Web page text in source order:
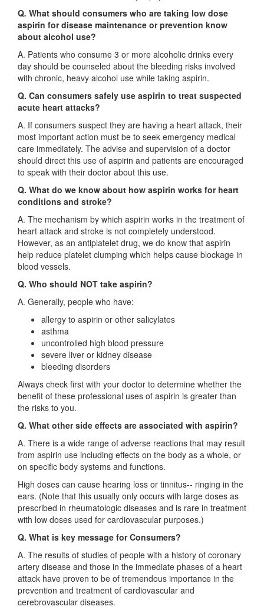
Q. What should consumers who are taking low dose
aspirin for disease maintenance or prevention know
about alcohol use?
A. Patients who consume 3 or more alcoholic drinks every
day should be counseled about the bleeding risks involved
with chronic, heavy alcohol use while taking aspirin.
Q. Can consumers safely use aspirin to treat suspected
acute heart attacks?
A. If consumers suspect they are having a heart attack, their
most important action must be to seek emergency medical
care immediately. The advise and supervision of a doctor
should direct this use of aspirin and patients are encouraged
to speak with their doctor about this use.
Q. What do we know about how aspirin works for heart
conditions and stroke?
A. The mechanism by which aspirin works in the treatment of
heart attack and stroke is not completely understood.
However, as an antiplatelet drug, we do know that aspirin
help reduce platelet clumping which helps cause blockage in
blood vessels.
Q. Who should NOT take aspirin?
A. Generally, people who have:
allergy to aspirin or other salicylates
asthma
uncontrolled high blood pressure
severe liver or kidney disease
bleeding disorders
Always check first with your doctor to determine whether the
benefit of these professional uses of aspirin is greater than
the risks to you.
Q. What other side effects are associated with aspirin?
A. There is a wide range of adverse reactions that may result
from aspirin use including effects on the body as a whole, or
on specific body systems and functions.
High doses can cause hearing loss or tinnitus-- ringing in the
ears. (Note that this usually only occurs with large doses as
prescribed in rheumatologic diseases and is rare in treatment
with low doses used for cardiovascular purposes.)
Q. What is key message for Consumers?
A. The results of studies of people with a history of coronary
artery disease and those in the immediate phases of a heart
attack have proven to be of tremendous importance in the
prevention and treatment of cardiovascular and
cerebrovascular diseases.